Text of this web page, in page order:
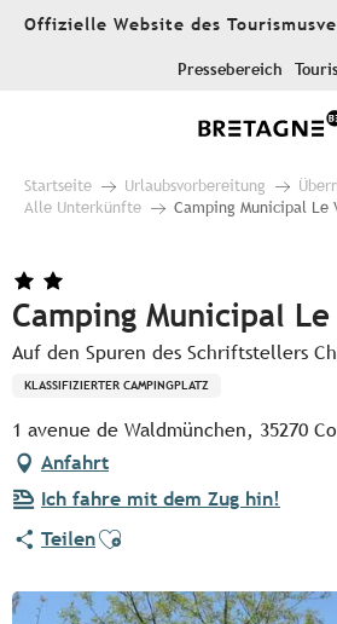
AllerOffizielle Website des
Pressebereich
Startseite Urlaubsvorbereitung
Alle Unterkünfte
Camping Municipal Le
Camping Municipal
Auf den Spuren des Schriftstellers
KLASSIFIZIERTER CAMPINGPLATZ
1 avenue de Waldmünchen, 35270
Anfahrt
Ich fahre mit dem Zug hin!
TeilenAjouter aux favoris